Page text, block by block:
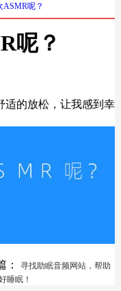
ASMR呢？
呢？
适的放松，让我感到幸
：
寻找助眠音频网站，帮助
睡眠！